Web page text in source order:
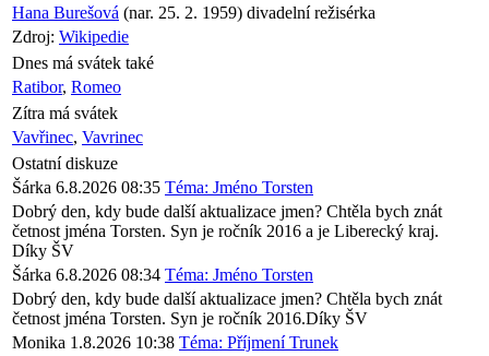
Hana Burešová (nar. 25. 2. 1959) divadelní režisérka
Zdroj: Wikipedie
Dnes má svátek také
Ratibor, Romeo
Zítra má svátek
Vavřinec, Vavrinec
Ostatní diskuze
Šárka 6.8.2026 08:35 Téma: Jméno Torsten
Dobrý den, kdy bude další aktualizace jmen? Chtěla bych znát
četnost jména Torsten. Syn je ročník 2016 a je Liberecký kraj.
Díky ŠV
Šárka 6.8.2026 08:34 Téma: Jméno Torsten
Dobrý den, kdy bude další aktualizace jmen? Chtěla bych znát
četnost jména Torsten. Syn je ročník 2016.Díky ŠV
Monika 1.8.2026 10:38 Téma: Příjmení Trunek